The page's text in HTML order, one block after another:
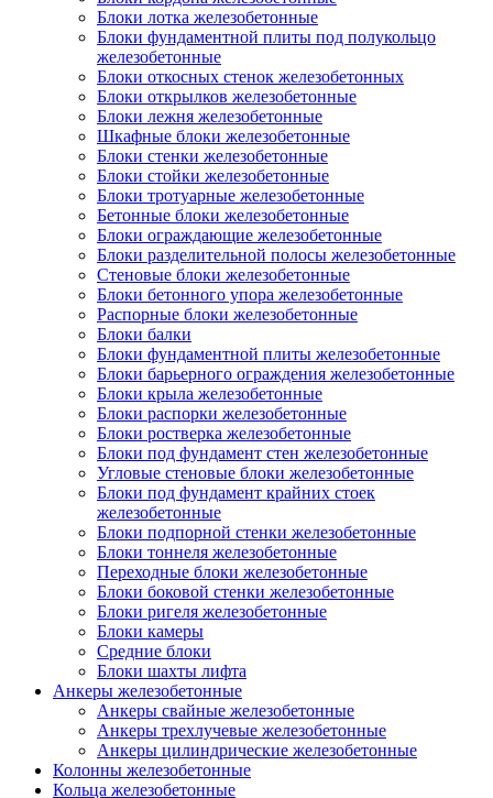
Блоки лотка железобетонные
Блоки фундаментной плиты под полукольцо
железобетонные
Блоки откосных стенок железобетонных
Блоки открылков железобетонные
Блоки лежня железобетонные
Шкафные блоки железобетонные
Блоки стенки железобетонные
Блоки стойки железобетонные
Блоки тротуарные железобетонные
Бетонные блоки железобетонные
Блоки ограждающие железобетонные
Блоки разделительной полосы железобетонные
Стеновые блоки железобетонные
Блоки бетонного упора железобетонные
Распорные блоки железобетонные
Блоки балки
Блоки фундаментной плиты железобетонные
Блоки барьерного ограждения железобетонные
Блоки крыла железобетонные
Блоки распорки железобетонные
Блоки ростверка железобетонные
Блоки под фундамент стен железобетонные
Угловые стеновые блоки железобетонные
Блоки под фундамент крайних стоек
железобетонные
Блоки подпорной стенки железобетонные
Блоки тоннеля железобетонные
Переходные блоки железобетонные
Блоки боковой стенки железобетонные
Блоки ригеля железобетонные
Блоки камеры
Средние блоки
Блоки шахты лифта
Анкеры железобетонные
Анкеры свайные железобетонные
Анкеры трехлучевые железобетонные
Анкеры цилиндрические железобетонные
Колонны железобетонные
Кольца железобетонные